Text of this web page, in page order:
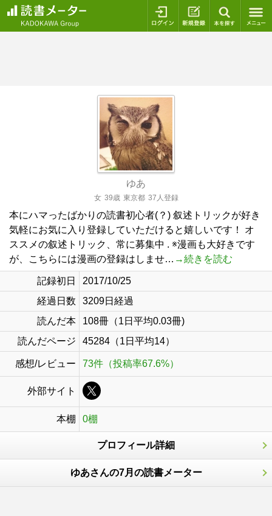
ログイン 新規登録
ゆあ
女 39歳 東京都 37人登録
本にハマったばかりの読書初心者(？) 叙述トリックが好き
気軽にお気に入り登録していただけると嬉しいです！ オ
ススメの叙述トリック、常に募集中 . ※漫画も大好きです
が、こちらには漫画の登録はしませ… →続きを読む
記録初日
2017/10/25
経過日数
3209日経過
読んだ本
108冊（1日平均0.03冊)
読んだページ
45284（1日平均14）
感想/レビュー 73件（投稿率67.6%）
外部サイト
本棚 0棚
プロフィール詳細
ゆあさんの7月の読書メーター